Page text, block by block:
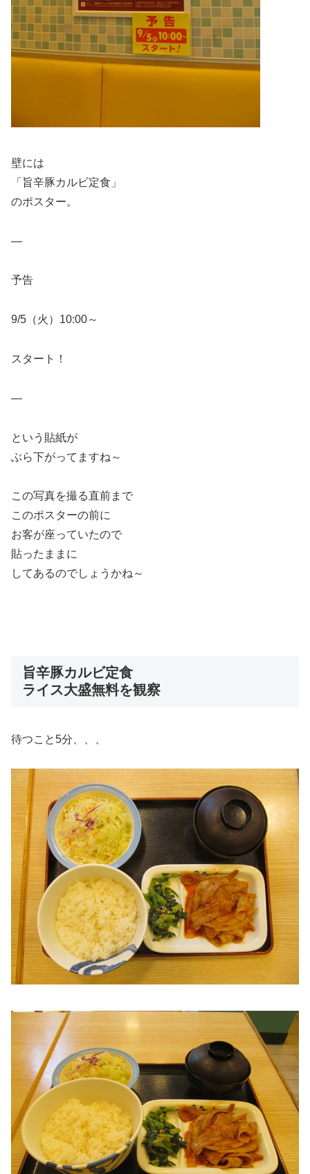
壁には
「旨辛豚カルビ定食」
のポスター。
—
予告
9/5（火）10:00～
スタート！
—
という貼紙が
ぶら下がってますね～
この写真を撮る直前まで
このポスターの前に
お客が座っていたので
貼ったままに
してあるのでしょうかね～
旨辛豚カルビ定食
ライス大盛無料を観察
待つこと5分、、、